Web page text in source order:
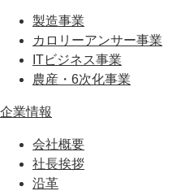
製造事業
カロリーアンサー事業
ITビジネス事業
農産・6次化事業
企業情報
会社概要
社長挨拶
沿革